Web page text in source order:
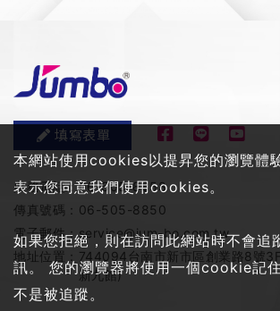
填寫表單
服務電話：06-505-8858
傳真號碼： 06-505-8850
電子郵件：service@jum-bo.com.tw
地址位置： 744094台南市新市區創業路8號
新九館)
本網站使用cookies以提昇您的瀏覽體
表示您同意我們使用cookies。
如果您拒絕，則在訪問此網站時不會追
訊。 您的瀏覽器將使用一個cookie記
不是被追蹤。